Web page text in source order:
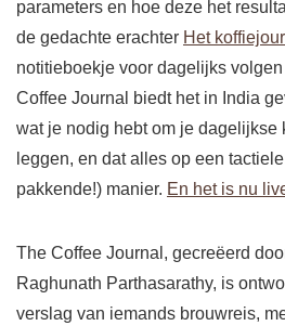
parameters en hoe deze het
de gedachte erachter Het
notitieboekje voor dagelijks volgen
Coffee Journal biedt het in India
wat je nodig hebt om je dagelijkse
leggen, en dat alles op een
pakkende!) manier. En het is nu
The Coffee Journal, gecreëerd
Raghunath Parthasarathy, is
verslag van iemands brouwreis,